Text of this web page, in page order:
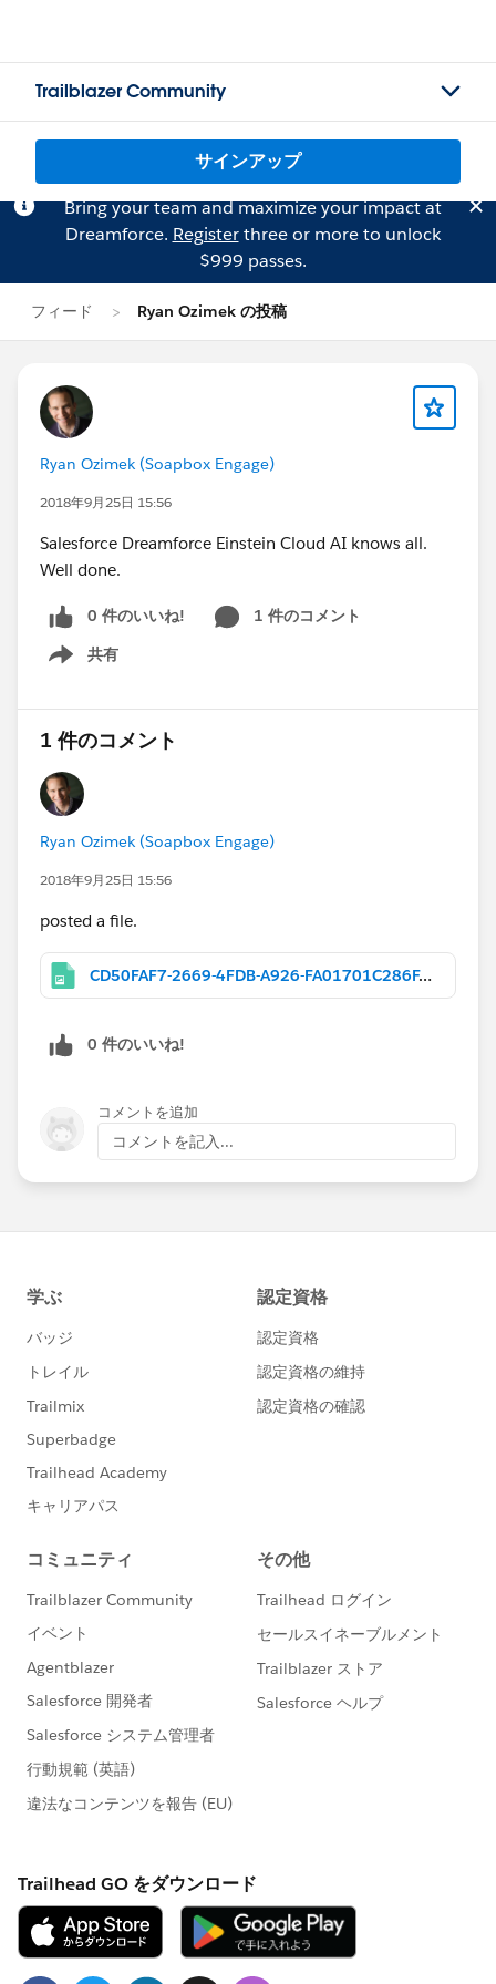
Trailblazer Community
サインアップ
Bring your team and maximize your impact at
Dreamforce. Registerthree or more to unlock
$999 passes.
フィード Ryan Ozimek の投稿
Ryan Ozimek (Soapbox Engage)
2018年9月25日 15:56
Salesforce Dreamforce Einstein Cloud AI knows all.
Well done.
0 件のいいね!
1 件のコメント
共有
Show menu
1 件のコメント
Ryan Ozimek (Soapbox Engage)
2018年9月25日 15:56
posted a file.
CD50FAF7-2669-4FDB-A926-FA01701C286F.jpeg
0 件のいいね!
コメントを追加
コメントを記入...